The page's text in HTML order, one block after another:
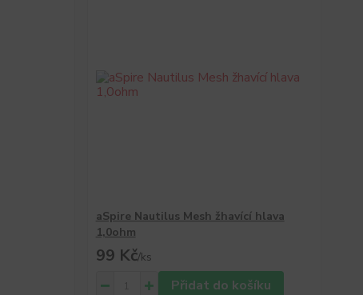
aSpire Nautilus Mesh žhavící hlava
1,0ohm
99 Kč/ks
Přidat do košíku